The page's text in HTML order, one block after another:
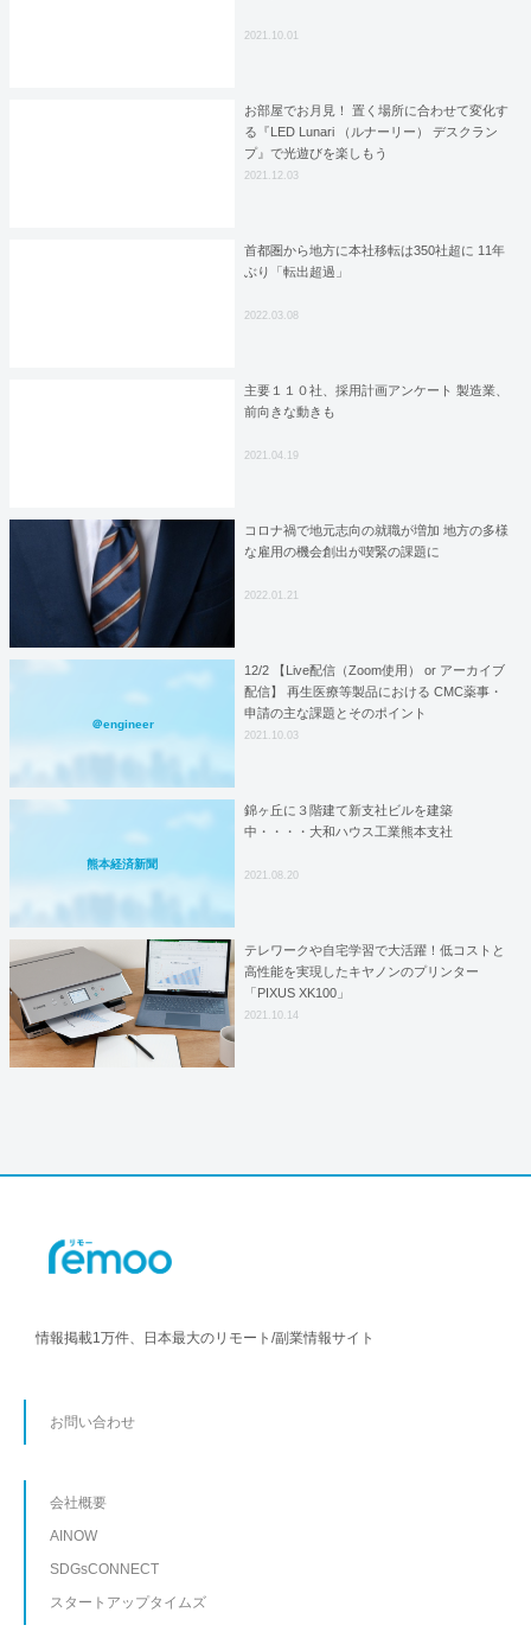
2021.10.01
お部屋でお月見！ 置く場所に合わせて変化す
る『LED Lunari （ルナーリー） デスクラン
プ』で光遊びを楽しもう
2021.12.03
首都圏から地方に本社移転は350社超に 11年
ぶり「転出超過」
2022.03.08
主要１１０社、採用計画アンケート 製造業、
前向きな動きも
2021.04.19
コロナ禍で地元志向の就職が増加 地方の多様
な雇用の機会創出が喫緊の課題に
2022.01.21
＠engineer
12/2 【Live配信（Zoom使用） or アーカイブ
配信】 再生医療等製品における CMC薬事・
申請の主な課題とそのポイント
2021.10.03
熊本経済新聞
錦ヶ丘に３階建て新支社ビルを建築
中・・・・大和ハウス工業熊本支社
2021.08.20
テレワークや自宅学習で大活躍！低コストと
高性能を実現したキヤノンのプリンター
「PIXUS XK100」
2021.10.14
情報掲載1万件、日本最大のリモート/副業情報サイト
お問い合わせ
会社概要
AINOW
SDGsCONNECT
スタートアップタイムズ